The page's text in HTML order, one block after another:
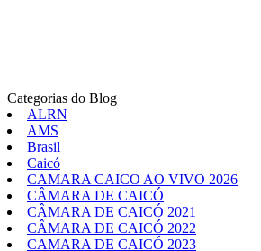
Categorias do Blog
ALRN
AMS
Brasil
Caicó
CAMARA CAICO AO VIVO 2026
CÂMARA DE CAICÓ
CÂMARA DE CAICÓ 2021
CÂMARA DE CAICÓ 2022
CAMARA DE CAICÓ 2023